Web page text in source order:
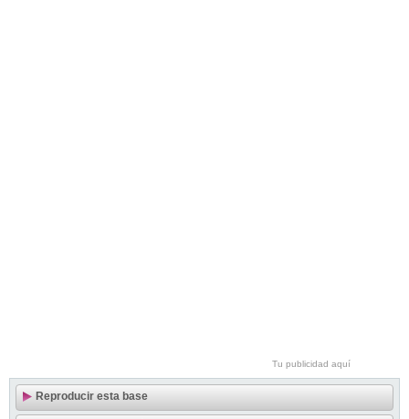
Tu publicidad aquí
Reproducir esta base